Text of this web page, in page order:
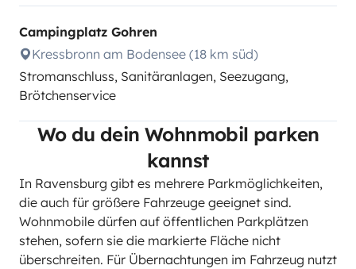
Campingplatz Gohren
Kressbronn am Bodensee (18 km süd)
Stromanschluss, Sanitäranlagen, Seezugang,
Brötchenservice
Wo du dein Wohnmobil parken
kannst
In Ravensburg gibt es mehrere Parkmöglichkeiten,
die auch für größere Fahrzeuge geeignet sind.
Wohnmobile dürfen auf öffentlichen Parkplätzen
stehen, sofern sie die markierte Fläche nicht
überschreiten. Für Übernachtungen im Fahrzeug nutzt